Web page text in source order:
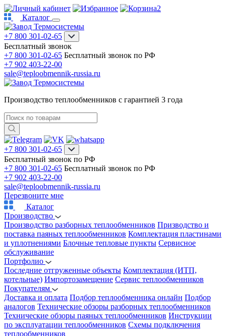
2
Каталог
+7 800 301-02-65
Бесплатный звонок
+7 800 301-02-65 Бесплатный звонок по РФ
+7 902 403-22-00
sale@teploobmennik-russia.ru
Производство теплообменников с гарантией 3 года
+7 800 301-02-65
Бесплатный звонок по РФ
+7 800 301-02-65 Бесплатный звонок по РФ
+7 902 403-22-00
sale@teploobmennik-russia.ru
Перезвоните мне
Каталог
Производство
Производство разборных теплообменников Призводство и
поставка паяных теплообменников Комплектация пластинами
и уплотнениями Блочные тепловые пункты Сервисное
обслуживание
Портфолио
Последние отгруженные объекты Комплектация (ИТП,
котельные) Импортозамещение Сервис теплообменников
Покупателям
Доставка и оплата Подбор теплообменника онлайн Подбор
аналогов Технические обзоры разборных теплообменников
Технические обзоры паяных теплообменников Инструкции
по эксплуатации теплообменников Схемы подключения
теплообменников